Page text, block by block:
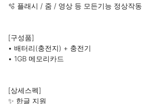
🫧 플래시 / 줌 / 영상 등 모든기능 정상작동
[구성품]
• 배터리(충전지) + 충전기
• 1GB 메모리카드
[상세스펙]
✨ 한글 지원